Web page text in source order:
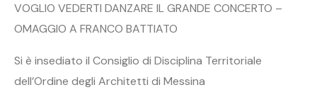
VOGLIO VEDERTI DANZARE IL GRANDE CONCERTO –
OMAGGIO A FRANCO BATTIATO
Si è insediato il Consiglio di Disciplina Territoriale
dell’Ordine degli Architetti di Messina